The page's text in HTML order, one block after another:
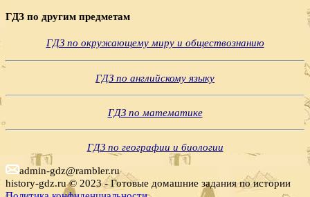
ГДЗ по другим предметам
ГДЗ по окружающему миру и обществознанию
ГДЗ по английскому языку
ГДЗ по математике
ГДЗ по географии и биологии
admin-gdz@rambler.ru
history-gdz.ru © 2023 - Готовые домашние задания по истории